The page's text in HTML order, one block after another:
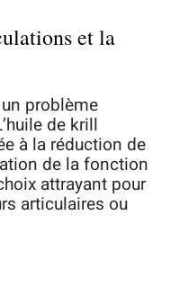
et la
problème
de krill
à la réduction de
de la fonction
attrayant pour
articulaires ou